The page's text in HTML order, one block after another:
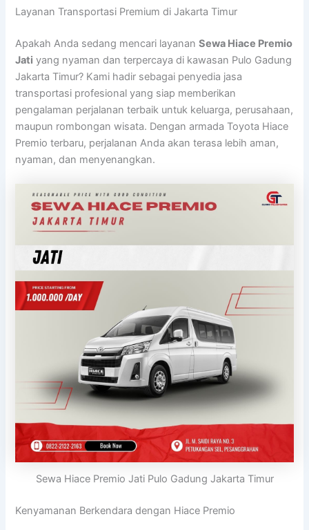
Layanan Transportasi Premium di Jakarta Timur
Apakah Anda sedang mencari layananSewa Hiace Premio
Jati yang nyaman dan terpercaya di kawasan Pulo Gadung
Jakarta Timur? Kami hadir sebagai penyedia jasa
transportasi profesional yang siap memberikan
pengalaman perjalanan terbaik untuk keluarga, perusahaan,
maupun rombongan wisata. Dengan armada Toyota Hiace
Premio terbaru, perjalanan Anda akan terasa lebih aman,
nyaman, dan menyenangkan.
Sewa Hiace Premio Jati Pulo Gadung Jakarta Timur
Kenyamanan Berkendara dengan Hiace Premio